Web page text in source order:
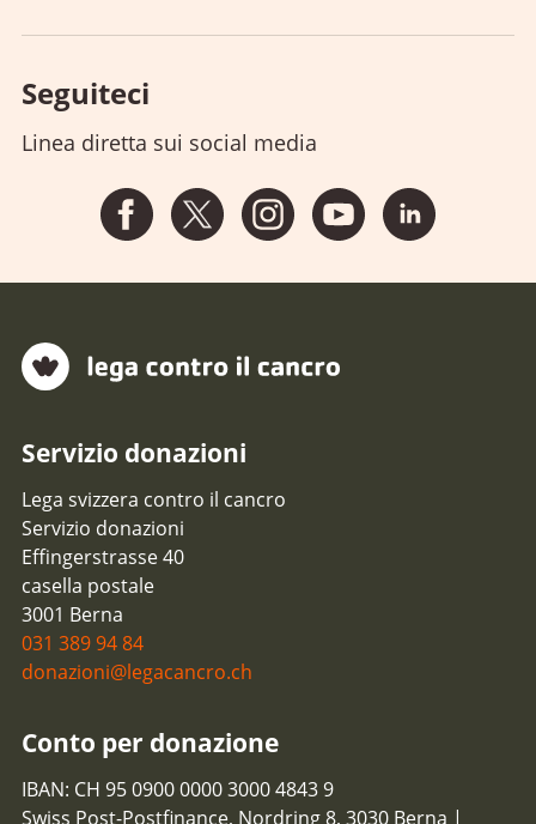
Seguiteci
Linea diretta sui social media
Servizio donazioni
Lega svizzera contro il cancro
Servizio donazioni
Effingerstrasse 40
casella postale
3001 Berna
031 389 94 84
donazioni@legacancro.ch
Conto per donazione
IBAN: CH 95 0900 0000 3000 4843 9
Swiss Post-Postfinance, Nordring 8, 3030 Berna |